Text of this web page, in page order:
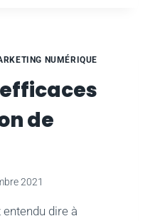
NUMÉRIQUE
de
2021
dire à